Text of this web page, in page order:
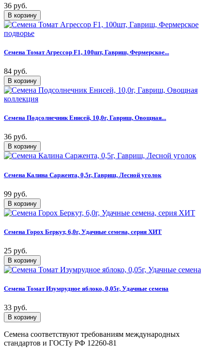
36 руб.
Семена Томат Агрессор F1, 100шт, Гавриш, Фермерское...
84 руб.
Семена Подсолнечник Енисей, 10,0г, Гавриш, Овощная...
36 руб.
Семена Калина Саржента, 0,5г, Гавриш, Лесной уголок
99 руб.
Семена Горох Беркут, 6,0г, Удачные семена, серия ХИТ
25 руб.
Семена Томат Изумрудное яблоко, 0,05г, Удачные семена
33 руб.
Семена соответствуют требованиям международных
стандартов и ГОСТу РФ 12260-81